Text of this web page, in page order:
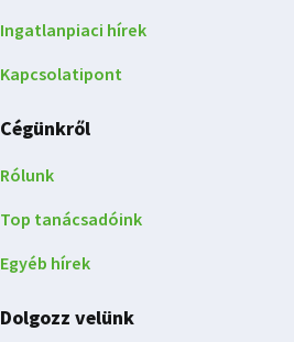
Ingatlanpiaci hírek
Kapcsolatipont
Cégünkről
Rólunk
Top tanácsadóink
Egyéb hírek
Dolgozz velünk